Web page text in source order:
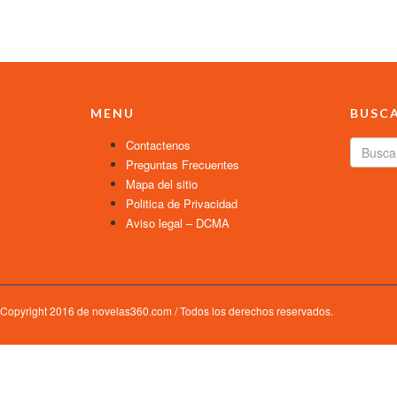
MENU
Contactenos
Preguntas Frecuentes
Mapa del sitio
Politica de Privacidad
Aviso legal – DCMA
Copyright 2016 de novelas360.com / Todos los derechos reservados.